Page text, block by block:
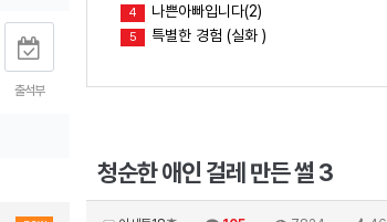
4 나쁜아빠입니다(2)
5 특별한 경험 (실화 )
청순한 애인 걸레 만든 썰 3
출석부